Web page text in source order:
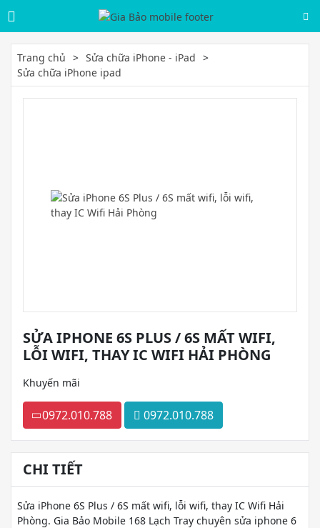
Trang chủ
Sửa chữa iPhone - iPad
Sửa chữa iPhone ipad
SỬA IPHONE 6S PLUS / 6S MẤT WIFI,
LỖI WIFI, THAY IC WIFI HẢI PHÒNG
Khuyến mãi
0972.010.788 0972.010.788
CHI TIẾT
Sửa iPhone 6S Plus / 6S mất wifi, lỗi wifi, thay IC Wifi Hải
Phòng. Gia Bảo Mobile 168 Lạch Tray chuyên sửa iphone 6